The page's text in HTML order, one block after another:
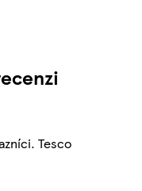
Tesco